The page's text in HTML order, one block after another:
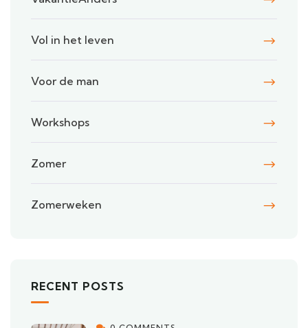
Vol in het leven
Voor de man
Workshops
Zomer
Zomerweken
RECENT POSTS